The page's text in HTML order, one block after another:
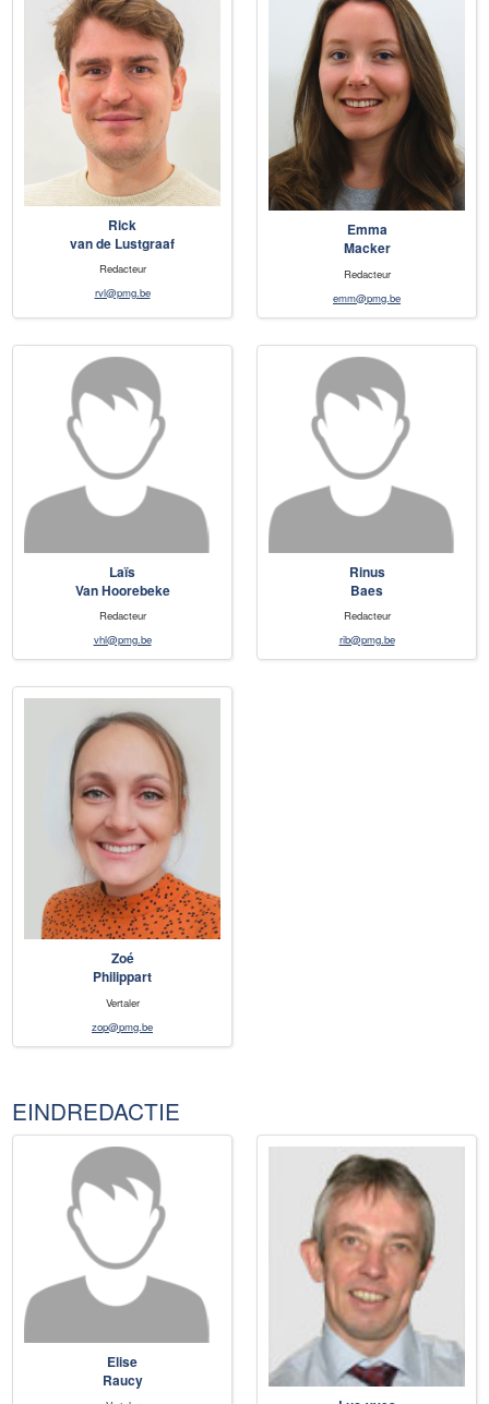
Rick
van de Lustgraaf
Redacteur
rvl@pmg.be
Emma
Macker
Redacteur
emm@pmg.be
Laïs
Van Hoorebeke
Redacteur
vhl@pmg.be
Rinus
Baes
Redacteur
rib@pmg.be
Zoé
Philippart
Vertaler
zop@pmg.be
EINDREDACTIE
Elise
Raucy